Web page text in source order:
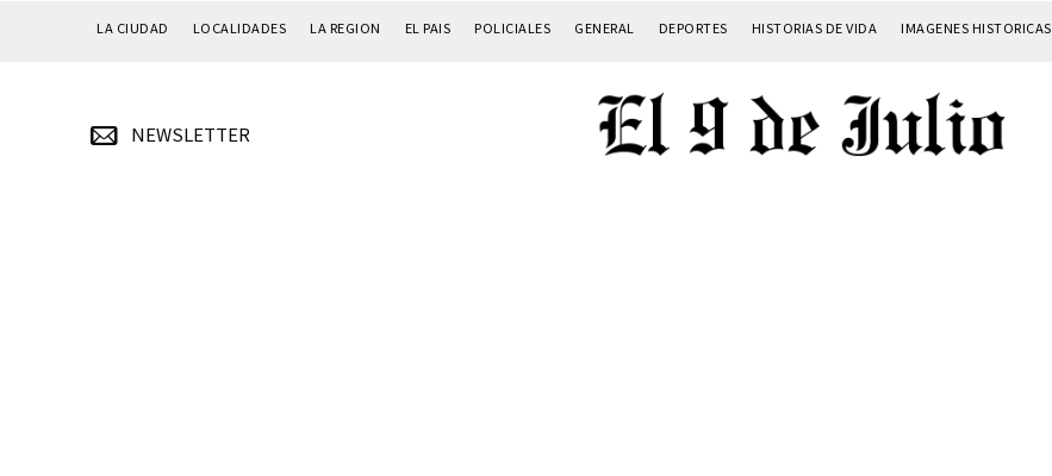
LA CIUDAD LOCALIDADES LA REGION EL PAIS POLICIALES GENERAL DEPORTES HISTORIAS DE VIDA IMAGENES HISTORICAS
NEWSLETTER